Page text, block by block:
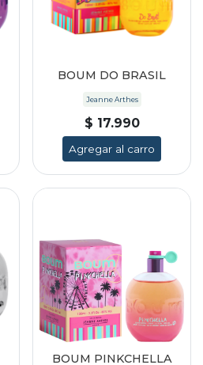
BOUM DO BRASIL
Jeanne Arthes
$ 17.990
Agregar al carro
BOUM PINKCHELLA